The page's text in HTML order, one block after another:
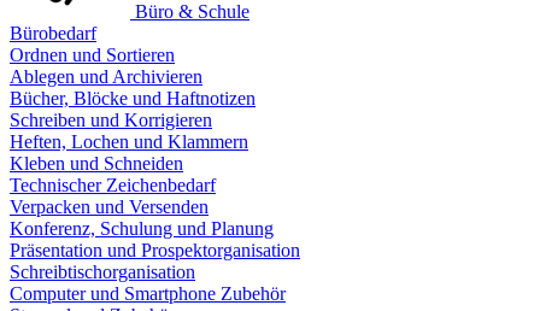
Büro & Schule
Bürobedarf
Ordnen und Sortieren
Ablegen und Archivieren
Bücher, Blöcke und Haftnotizen
Schreiben und Korrigieren
Heften, Lochen und Klammern
Kleben und Schneiden
Technischer Zeichenbedarf
Verpacken und Versenden
Konferenz, Schulung und Planung
Präsentation und Prospektorganisation
Schreibtischorganisation
Computer und Smartphone Zubehör